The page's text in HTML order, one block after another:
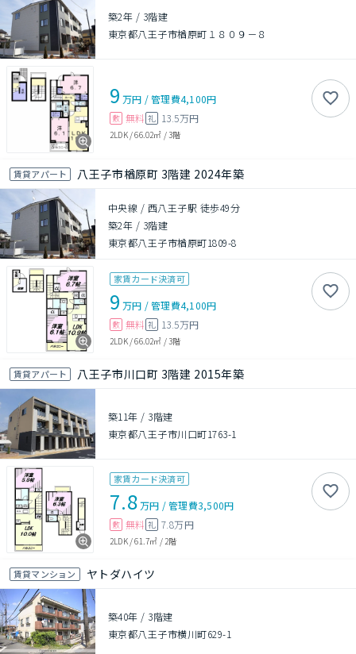
築2年 / 3階建
東京都八王子市楢原町１８０９－８
9 万円 /管理費4,100円
敷 無料 礼 13.5万円
2LDK/66.02㎡ /3階
賃貸アパート 八王子市楢原町 3階建 2024年築
中央線 / 西八王子駅 徒歩49分
築2年 / 3階建
東京都八王子市楢原町1809-8
家賃カード決済可
9 万円 /管理費4,100円
敷 無料 礼 13.5万円
2LDK/66.02㎡ /3階
賃貸アパート 八王子市川口町 3階建 2015年築
築11年 / 3階建
東京都八王子市川口町1763-1
家賃カード決済可
7.8万円 /管理費3,500円
敷 無料 礼 7.8万円
2LDK/61.7㎡ /2階
賃貸マンション ヤトダハイツ
築40年 / 3階建
東京都八王子市横川町629-1